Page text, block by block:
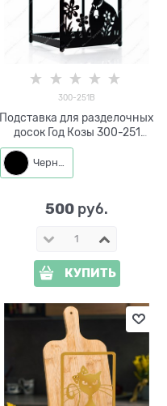
300-251B
Подставка для разделочных
досок Год Козы 300-251
металл 12*12*16 см
Черный
500 руб.
КУПИТЬ